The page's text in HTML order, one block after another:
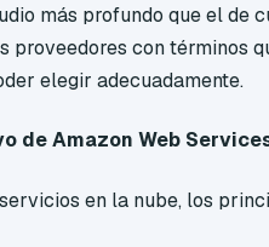
más profundo que el de
proveedores con términos
elegir adecuadamente.
de Amazon Web
en la nube, los